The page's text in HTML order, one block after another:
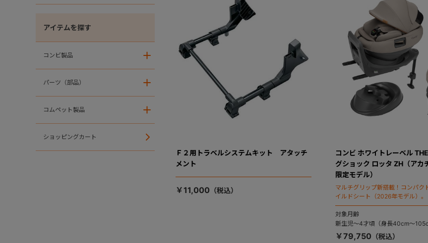
アイテムを探す
コンビ製品
パーツ（部品）
コムペット製品
ショッピングカート
Ｆ２用トラベルシステムキット アタッチ
メント
￥11,000
コンビ ホワイトレーベル
グショック ロッタ ZH（アカ
限定モデル）
マルチグリップ新搭載！コンパク
イルドシート（2026年モデル）。
対象月齢
新生児～4才頃（身長40cm～
￥79,750